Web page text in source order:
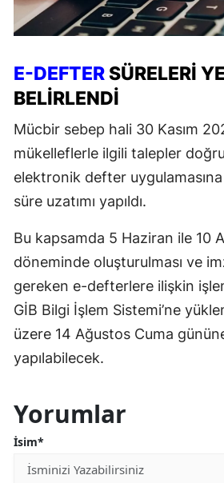
E-DEFTERSÜRELERİ
BELİRLENDİ
Mücbir sebep hali 30 Kasım
mükelleflerle ilgili talepler
elektronik defter
süre uzatımı yapıldı.
Bu kapsamda 5 Haziran ile 10
döneminde oluşturulması ve
gereken e-defterlere ilişkin
GİB Bilgi İşlem Sistemi’ne
üzere 14 Ağustos Cuma
yapılabilecek.
Yorumlar
İsim*